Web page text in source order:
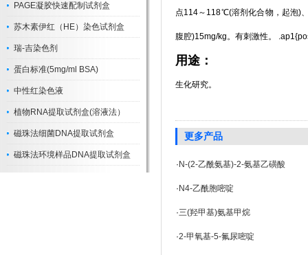
PAGE凝胶快速配制试剂盒
苏木素伊红（HE）染色试剂盒
瑞-吉染色剂
蛋白标准(5mg/ml BSA)
中性红染色液
植物RNA提取试剂盒(溶液法）
磁珠法细菌DNA提取试剂盒
磁珠法环境样品DNA提取试剂盒
点114～118℃(溶剂化合物，起泡)
腹腔)15mg/kg。有刺激性。
用途：
生化研究。
更多产品
· N-(2-乙酰氨基)-2-氨基乙磺酸
· N4-乙酰胞嘧啶
·三(羟甲基)氨基甲烷
·2-甲氧基-5-氟尿嘧啶